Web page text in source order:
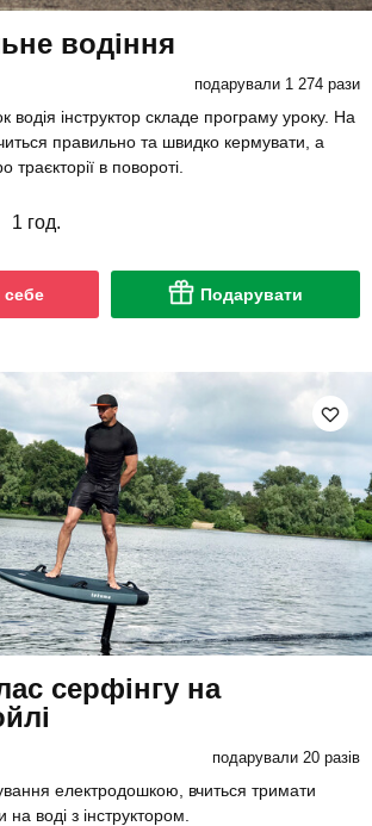
водіння
подарували 1 274 рази
водія інструктор складе програму уроку. На
правильно та швидко кермувати, а
траєкторії в повороті.
1 год.
себе Подарувати
серфінгу на
подарували 20 разів
електродошкою, вчиться тримати
на воді з інструктором.